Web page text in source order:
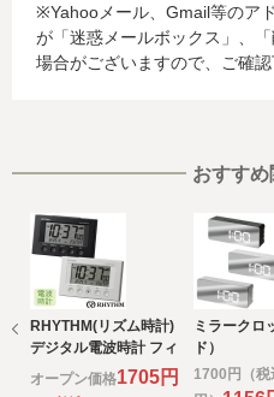
る場合があります。当社で
らは、ご利用のカード発行
を特定することができない
・発行会社の個人情報保護
なお、個人情報保護委員会の
(https://www.ppc.go.jp/)では
制度に関する情報について
お客様が未成年の場合、親
上で、本サービスを利用す
e) 個人情報の取扱いの委託に
取得した個人情報の取扱い
とがあります。
※Yahooメール、Gmail等のア
が「迷惑メールボックス」、
場合がございますので、ご確認
おすす
RHYTHM(リズム時計)
デジタル電波時計 フィ
ットウェーブスマート
オープン価格1705円
ミラークロ
ド）
1700円（税